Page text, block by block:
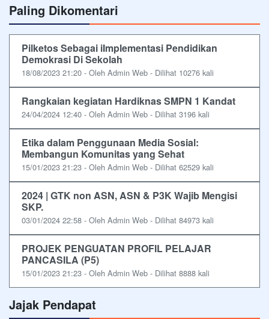
Paling Dikomentari
Pilketos Sebagai iImplementasi Pendidikan
Demokrasi Di Sekolah
18/08/2023 21:20 - Oleh Admin Web - Dilihat 10276 kali
Rangkaian kegiatan Hardiknas SMPN 1 Kandat
24/04/2024 12:40 - Oleh Admin Web - Dilihat 3196 kali
Etika dalam Penggunaan Media Sosial:
Membangun Komunitas yang Sehat
15/01/2023 21:23 - Oleh Admin Web - Dilihat 62529 kali
2024 | GTK non ASN, ASN & P3K Wajib Mengisi
SKP.
03/01/2024 22:58 - Oleh Admin Web - Dilihat 84973 kali
PROJEK PENGUATAN PROFIL PELAJAR
PANCASILA (P5)
15/01/2023 21:23 - Oleh Admin Web - Dilihat 8888 kali
Jajak Pendapat